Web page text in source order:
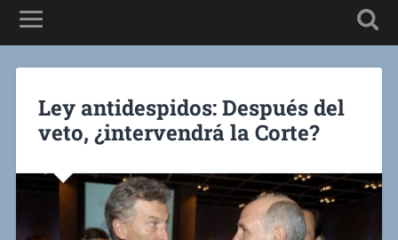
Ley antidespidos: Después del
veto, ¿intervendrá la Corte?